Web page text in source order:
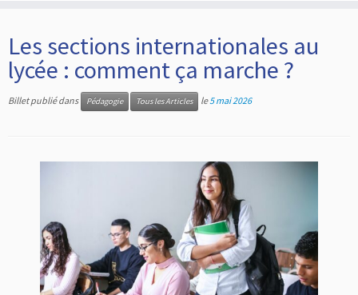
Les sections internationales au
lycée : comment ça marche ?
Billet publié dans Pédagogie Tous les Articles le5 mai 2026